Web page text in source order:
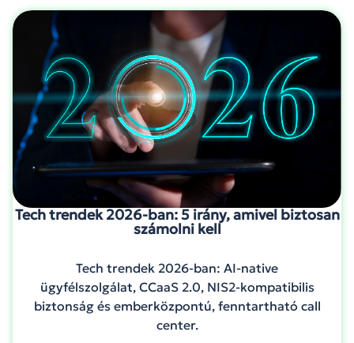
Tech trendek 2026-ban: 5 irány, amivel biztosan
számolni kell
Tech trendek 2026-ban: AI-native
ügyfélszolgálat, CCaaS 2.0, NIS2-kompatibilis
biztonság és emberközpontú, fenntartható call
center.